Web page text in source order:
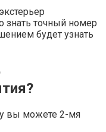
знать точный номер
будет узнать
вы можете 2-мя